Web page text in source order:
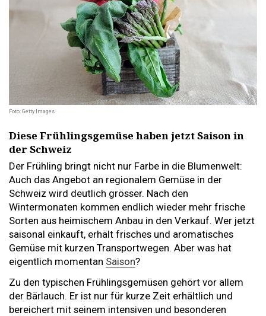
Foto: Getty Images
Diese Frühlingsgemüse haben jetzt Saison in
der Schweiz
Der Frühling bringt nicht nur Farbe in die Blumenwelt:
Auch das Angebot an regionalem Gemüse in der
Schweiz wird deutlich grösser. Nach den
Wintermonaten kommen endlich wieder mehr frische
Sorten aus heimischem Anbau in den Verkauf. Wer jetzt
saisonal einkauft, erhält frisches und aromatisches
Gemüse mit kurzen Transportwegen. Aber was hat
eigentlich momentan Saison?
Zu den typischen Frühlingsgemüsen gehört vor allem
der Bärlauch. Er ist nur für kurze Zeit erhältlich und
bereichert mit seinem intensiven und besonderen